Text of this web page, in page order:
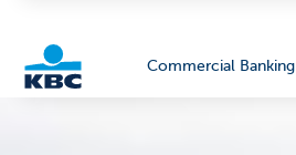
Commercial Banking